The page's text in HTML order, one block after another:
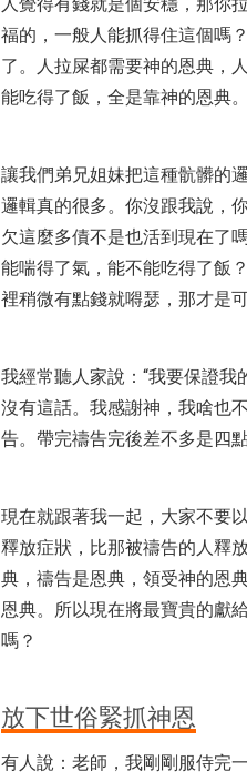
福的，一般人能抓得住這個嗎
了。人拉屎都需要神的恩典，
能吃得了飯，全是靠神的恩典。
讓我們弟兄姐妹把這種骯髒的
邏輯真的很多。你沒跟我說，
欠這麼多債不是也活到現在了
能喘得了氣，能不能吃得了飯
裡稍微有點錢就嘚瑟，那才是
我經常聽人家說：“我要保證
沒有這話。我感謝神，我啥也
告。帶完禱告完後差不多是四
現在就跟著我一起，大家不要
釋放症狀，比那被禱告的人釋
典，禱告是恩典，領受神的恩
恩典。所以現在將最寶貴的獻
嗎？
放下世俗緊抓神恩
有人說：老師，我剛剛服侍完